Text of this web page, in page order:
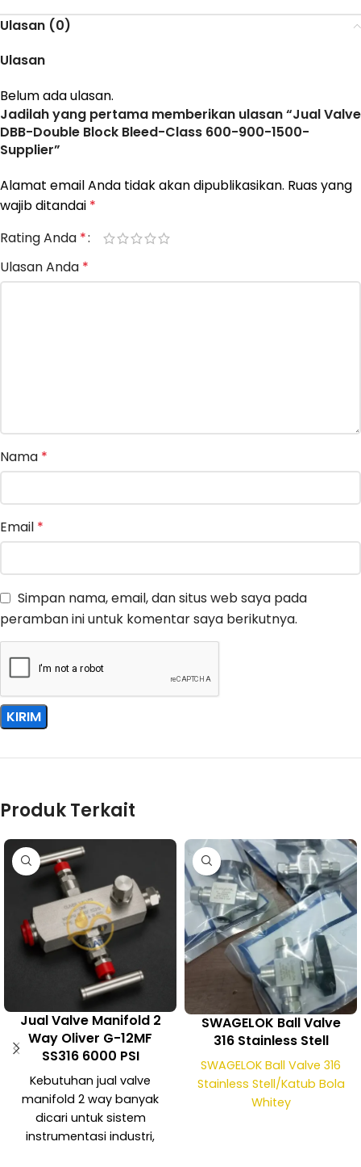
Ulasan (0)
Ulasan
Belum ada ulasan.
Jadilah yang pertama memberikan ulasan “Jual Valve
DBB-Double Block Bleed-Class 600-900-1500-
Supplier”
Alamat email Anda tidak akan dipublikasikan. Ruas yang
wajib ditandai *
Rating Anda *
Ulasan Anda *
Nama *
Email *
Simpan nama, email, dan situs web saya pada
peramban ini untuk komentar saya berikutnya.
Produk Terkait
Jual Valve Manifold 2
Way Oliver G-12MF
SS316 6000 PSI
Kebutuhan jual valve
manifold 2 way banyak
dicari untuk sistem
instrumentasi industri,
SWAGELOK Ball Valve
316 Stainless Stell
SWAGELOK Ball Valve 316
Stainless Stell/Katub Bola
Whitey